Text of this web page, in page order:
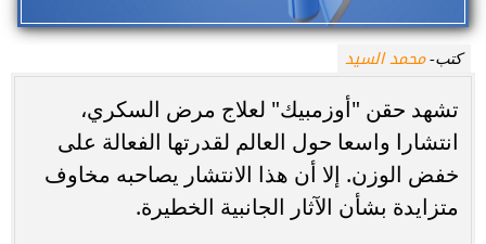
كتب-محمد السيد
تشهد حقن "أوزمبيك" لعلاج مرض السكري،
انتشارا واسعا حول العالم لقدرتها الفعالة على
خفض الوزن. إلا أن هذا الانتشار يصاحبه مخاوف
متزايدة بشأن الآثار الجانبية الخطيرة.